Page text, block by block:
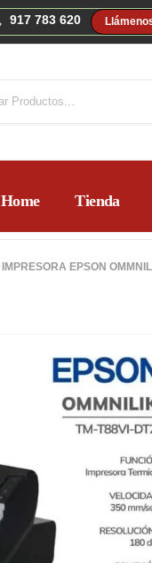
917 783 620
Home Tienda
IMPRESORA EPSON